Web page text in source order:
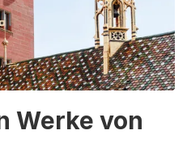
Werke von